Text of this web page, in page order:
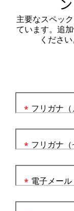
主要なスペッ
ています。追
ください
フリガナ（
*
フリガナ（
*
電子メール
*